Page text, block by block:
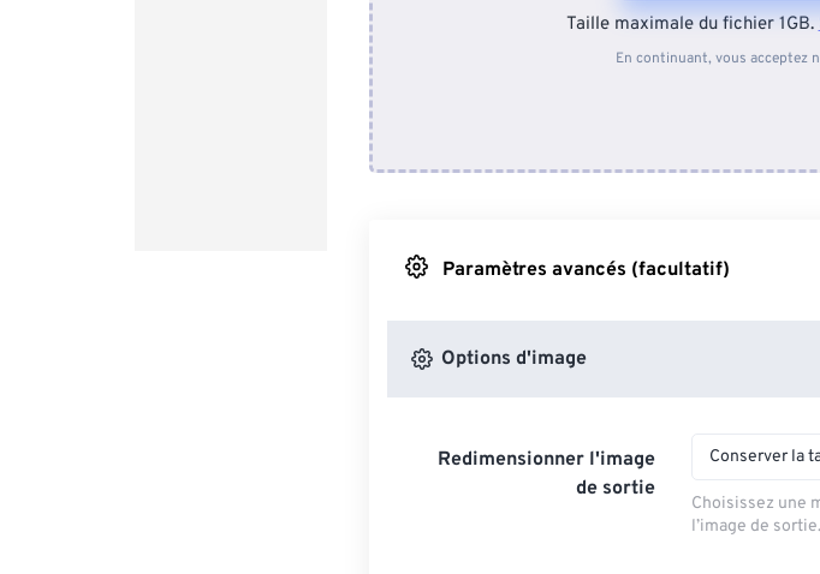
Depuis
Taille maximale du fichier 1GB.
En continuant, vous acceptez
Paramètres avancés (facultatif)
Options d'image
Redimensionner l'image
de sortie
Conserver la
Choisissez une
l’image de sortie.